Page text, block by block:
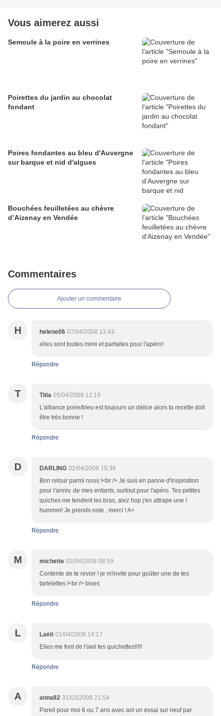
Vous aimerez aussi
Semoule à la poire en verrines
Poirettes du jardin au chocolat
fondant
Poires fondantes au bleu d'Auvergne
sur barque et nid d'algues
Bouchées feuilletées au chèvre
d’Aizenay en Vendée
Commentaires
Ajouter un commentaire
H helene06 07/04/2008 13:43
elles sont toutes mimi et parfaites pour l'apéro!
Répondre
T Titia 05/04/2008 12:19
L'alliance poire/bleu est toujours un délice alors ta recette doit
être très bonne !
Répondre
D DARLING 02/04/2008 15:36
Bon retour parmi nous !<br /> Je suis en panne d'inspiration
pour l'anniv. de mes enfants, surtout pour l'apéro. Tes petites
quiches me tendent les bras, alez hop j'en attrape une !
hummm! Je prends note , merci ! A+
Répondre
M michette 02/04/2008 08:59
Contente de te revoir ! je m'invite pour goûter une de tes
tartelettes !<br /> bises
Répondre
L Laëti 01/04/2008 14:17
Elles me font de l'oeil tes quichettes!!!!!
Répondre
A anna82 31/03/2008 21:54
Pareil pour moi 6 ou 7 ans avec aol un essai sur neuf par